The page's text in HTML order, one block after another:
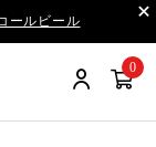
ールビール
0